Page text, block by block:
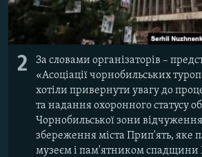
2
За словами організаторів –
«Асоціації чорнобильських
хотіли привернути увагу до
та надання охоронного статусу
Чорнобильської зони
збереження міста Прип'ять, яке
музеєм і пам'ятником